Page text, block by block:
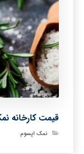
قیمت کارخانه
نمک اپسوم